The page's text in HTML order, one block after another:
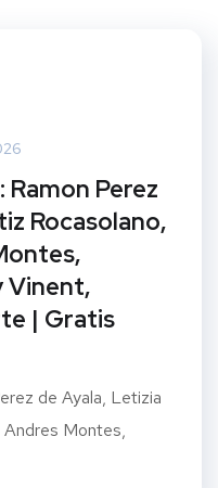
Perez
Rocasolano,
Vinent,
| Gratis
de Ayala, Letizia
Montes,